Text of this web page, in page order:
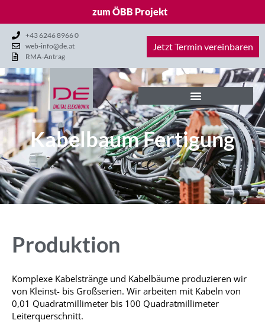
zum ÖBB Projekt
+43 6246 8966 0
web-info@de.at
RMA-Antrag
Jetzt Termin vereinbaren
Kabelbaum Fertigung
Produktion
Komplexe Kabelstränge und Kabelbäume produzieren wir
von Kleinst- bis Großserien. Wir arbeiten mit Kabeln von
0,01 Quadratmillimeter bis 100 Quadratmillimeter
Leiterquerschnitt.